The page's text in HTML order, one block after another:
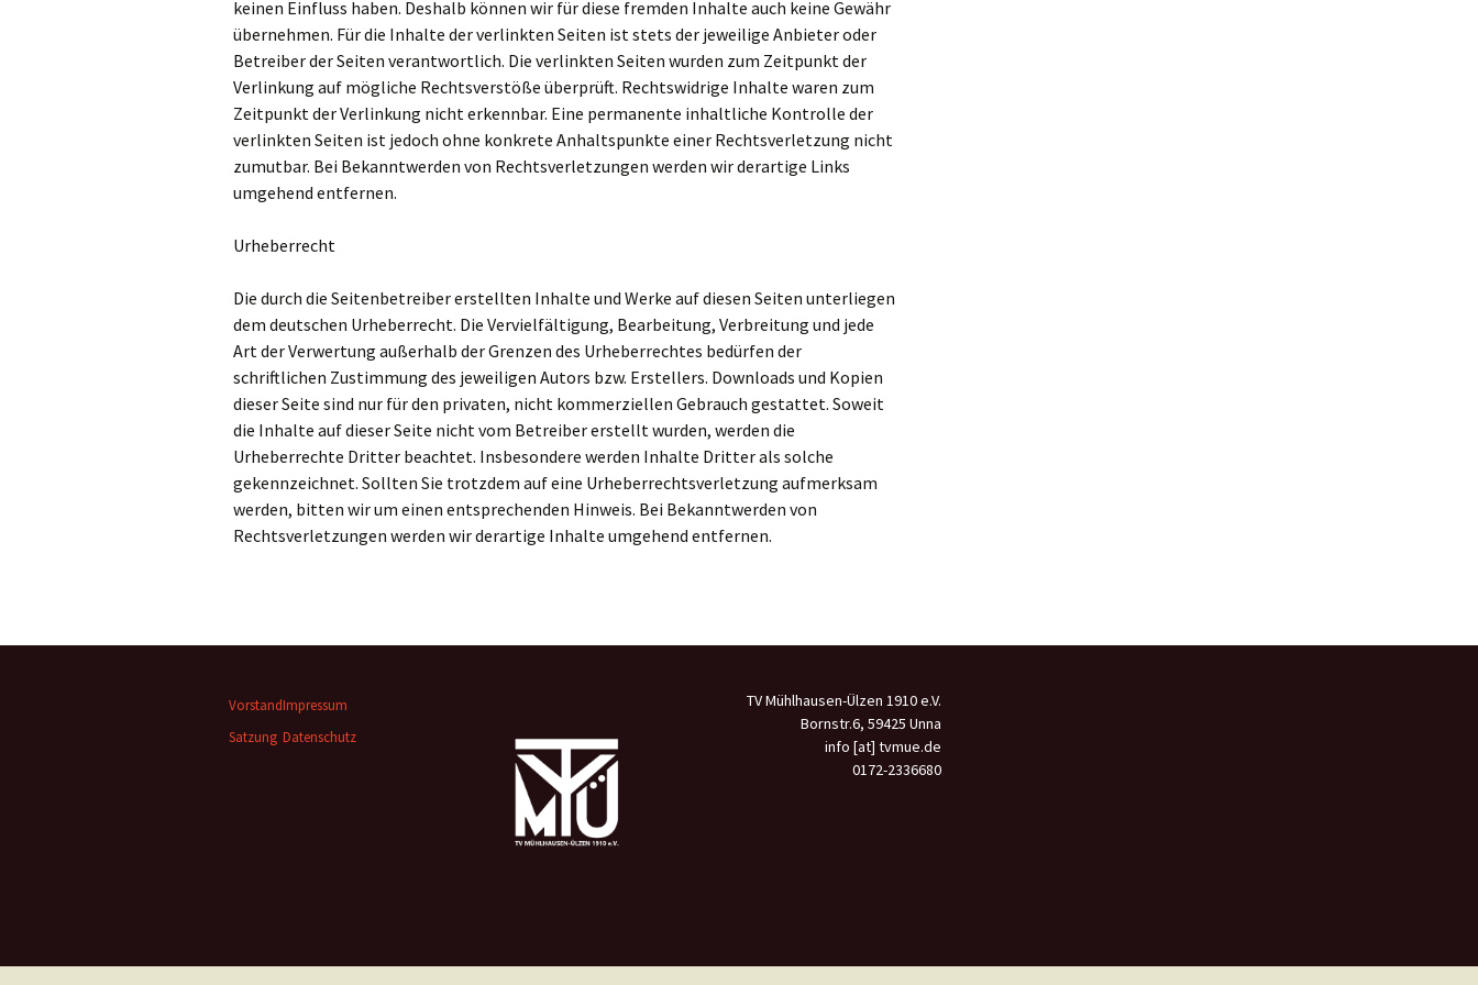
keinen Einfluss haben. Deshalb können wir für diese fremden Inhalte auch keine Gewähr
übernehmen. Für die Inhalte der verlinkten Seiten ist stets der jeweilige Anbieter oder
Betreiber der Seiten verantwortlich. Die verlinkten Seiten wurden zum Zeitpunkt der
Verlinkung auf mögliche Rechtsverstöße überprüft. Rechtswidrige Inhalte waren zum
Zeitpunkt der Verlinkung nicht erkennbar. Eine permanente inhaltliche Kontrolle der
verlinkten Seiten ist jedoch ohne konkrete Anhaltspunkte einer Rechtsverletzung nicht
zumutbar. Bei Bekanntwerden von Rechtsverletzungen werden wir derartige Links
umgehend entfernen.
Urheberrecht
Die durch die Seitenbetreiber erstellten Inhalte und Werke auf diesen Seiten unterliegen
dem deutschen Urheberrecht. Die Vervielfältigung, Bearbeitung, Verbreitung und jede
Art der Verwertung außerhalb der Grenzen des Urheberrechtes bedürfen der
schriftlichen Zustimmung des jeweiligen Autors bzw. Erstellers. Downloads und Kopien
dieser Seite sind nur für den privaten, nicht kommerziellen Gebrauch gestattet. Soweit
die Inhalte auf dieser Seite nicht vom Betreiber erstellt wurden, werden die
Urheberrechte Dritter beachtet. Insbesondere werden Inhalte Dritter als solche
gekennzeichnet. Sollten Sie trotzdem auf eine Urheberrechtsverletzung aufmerksam
werden, bitten wir um einen entsprechenden Hinweis. Bei Bekanntwerden von
Rechtsverletzungen werden wir derartige Inhalte umgehend entfernen.
Vorstand
Satzung
Impressum
Datenschutz
TV Mühlhausen-Ülzen 1910 e.V.
Bornstr.6, 59425 Unna
info [at] tvmue.de
0172-2336680